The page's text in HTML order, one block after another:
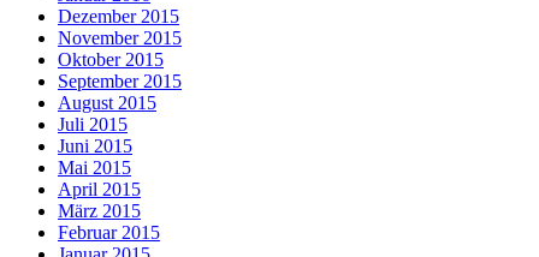
Dezember 2015
November 2015
Oktober 2015
September 2015
August 2015
Juli 2015
Juni 2015
Mai 2015
April 2015
März 2015
Februar 2015